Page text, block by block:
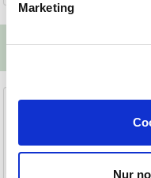
Marketing
Nur
Unsere Alternativen
PE Messing